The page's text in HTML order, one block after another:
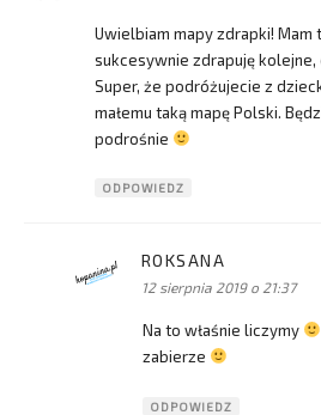
Uwielbiam mapy zdrapki! Mam
sukcesywnie zdrapuję
Super, że podróżujecie z
małemu taką mapę Polski.
podrośnie
ODPOWIEDZ
ROKSANA
12 sierpnia 2019 o 21:37
Na to właśnie liczymy
zabierze
ODPOWIEDZ